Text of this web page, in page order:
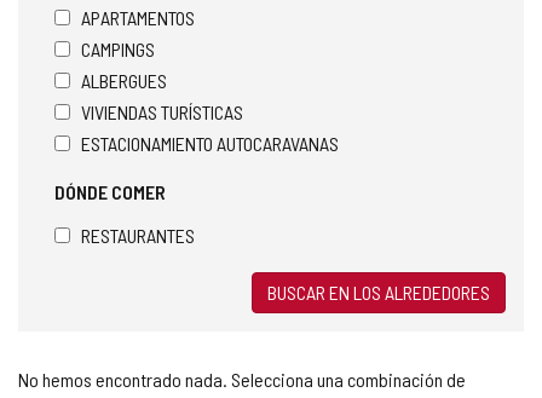
APARTAMENTOS
CAMPINGS
ALBERGUES
VIVIENDAS TURÍSTICAS
ESTACIONAMIENTO AUTOCARAVANAS
DÓNDE COMER
RESTAURANTES
BUSCAR EN LOS ALREDEDORES
No hemos encontrado nada. Selecciona una combinación de